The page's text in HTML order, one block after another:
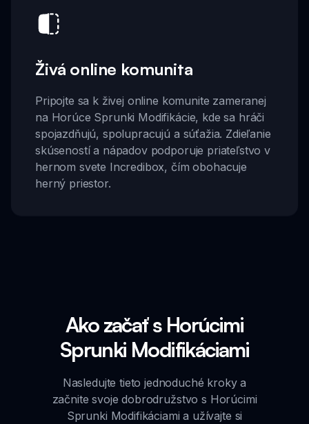
Živá online komunita
Pripojte sa k živej online komunite zameranej
na Horúce Sprunki Modifikácie, kde sa hráči
spojazdňujú, spolupracujú a súťažia. Zdieľanie
skúseností a nápadov podporuje priateľstvo v
hernom svete Incredibox, čím obohacuje
herný priestor.
Ako začať s Horúcimi
Sprunki Modifikáciami
Nasledujte tieto jednoduché kroky a
začnite svoje dobrodružstvo s Horúcimi
Sprunki Modifikáciami a užívajte si